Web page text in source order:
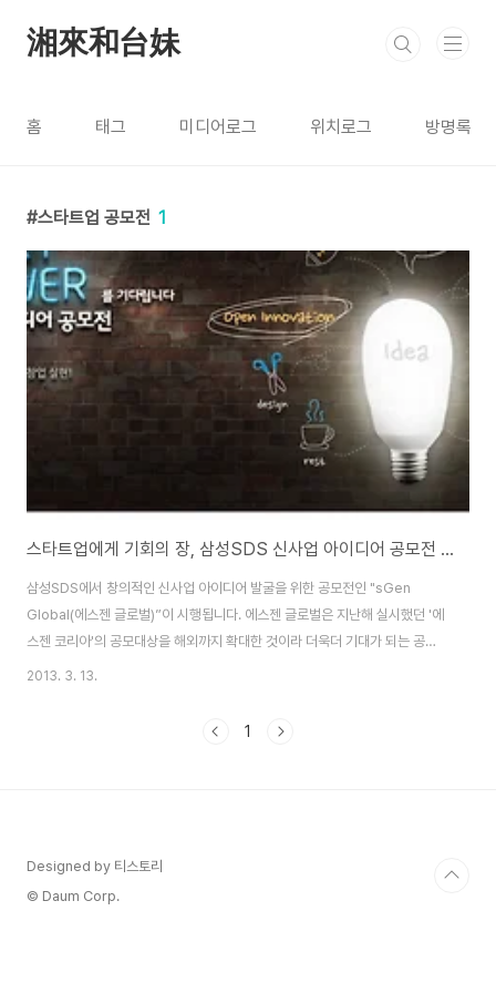
湘來和台妹
홈 태그 미디어로그 위치로그 방명록
스타트업 공모전 1
스타트업에게 기회의 장, 삼성SDS 신사업 아이디어 공모전 에스젠 글로벌(sGen Global)
삼성SDS에서 창의적인 신사업 아이디어 발굴을 위한 공모전인 "sGen
Global(에스젠 글로벌)”이 시행됩니다. 에스젠 글로벌은 지난해 실시했던 '에
스젠 코리아'의 공모대상을 해외까지 확대한 것이라 더욱더 기대가 되는 공모
전입니다.총 상금 6,500만원에 달하는데요. 14세 이상이면 누구라도 참여할
를 재미있게 해줄 수 있는 당신의 Smart Answer를 기다린다는 모토로 진행
2013. 3. 13.
1
Designed by 티스토리
© Daum Corp.